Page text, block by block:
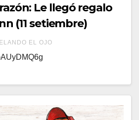
Le llegó regalo
(11 setiembre)
EL OJO